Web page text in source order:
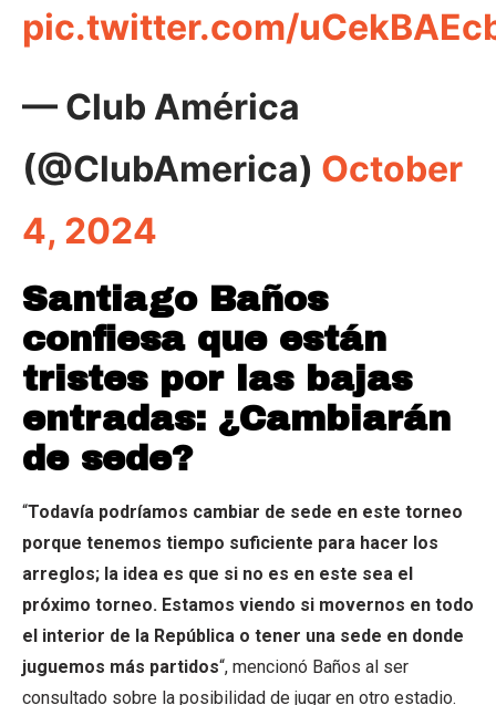
pic.twitter.com/
— Club América
(@ClubAmerica) October
4, 2024
Santiago Baños
confiesa que están
tristes por las bajas
entradas: ¿Cambiarán
de sede?
“Todavía podríamos cambiar de sede en este torneo
porque tenemos tiempo suficiente para hacer los
arreglos; la idea es que si no es en este sea el
próximo torneo. Estamos viendo si movernos en todo
el interior de la República o tener una sede en donde
juguemos más partidos“, mencionó Baños al ser
consultado sobre la posibilidad de jugar en otro estadio.